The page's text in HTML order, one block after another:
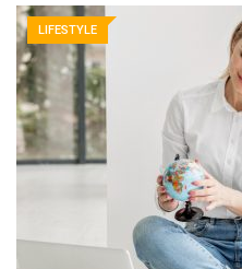
LIFESTYLE